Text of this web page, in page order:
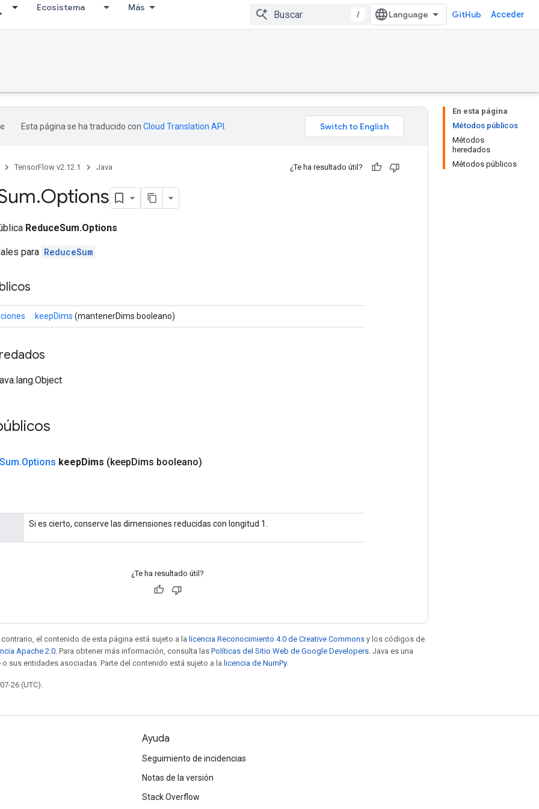
Ecosistema Más
/ GitHub Acceder
En esta página
Métodos públicos
Métodos
heredados
Métodos públicos
Esta página se ha traducido con Cloud Translation API
TensorFlow v2.12.1 Java ¿Te ha resultado útil?
.Options
ReduceSum.Options
para ReduceSum
keepDims (mantenerDims booleano)
Sum.Options keepDims (keepDims booleano)
Si es cierto, conserve las dimensiones reducidas con longitud 1.
¿Te ha resultado útil?
el contenido de esta página está sujeto a la licencia Reconocimiento 4.0 de Creative Commons y los códigos de
Apache 2.0 . Para obtener más información, consulta las Políticas del Sitio Web de Google Developers . Java es una
sus entidades asociadas. Parte del contenido está sujeto a la licencia de NumPy.
26 (UTC).
Ayuda
Seguimiento de incidencias
Notas de la versión
Stack Overflow